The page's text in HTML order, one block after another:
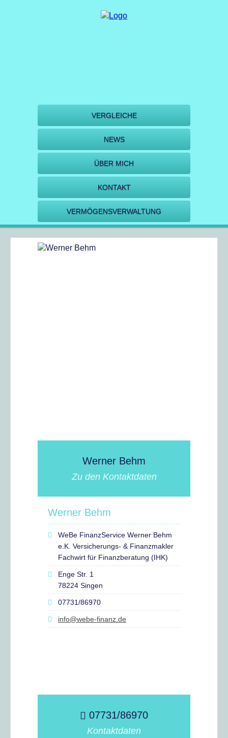
VERGLEICHE
NEWS
ÜBER MICH
KONTAKT
VERMÖGENSVERWALTUNG
Werner Behm
Zu den Kontaktdaten
Werner Behm
WeBe FinanzService Werner Behm
e.K. Versicherungs- & Finanzmakler
Fachwirt für Finanzberatung (IHK)
Enge Str. 1
78224 Singen
07731/86970
info@webe-finanz.de
07731/86970
Kontaktdaten